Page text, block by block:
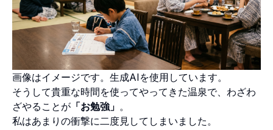
画像はイメージです。生成AIを使用しています。
そうして貴重な時間を使ってやってきた温泉で、わざわ
ざやることが 「お勉強」 。
私はあまりの衝撃に二度見してしまいました。